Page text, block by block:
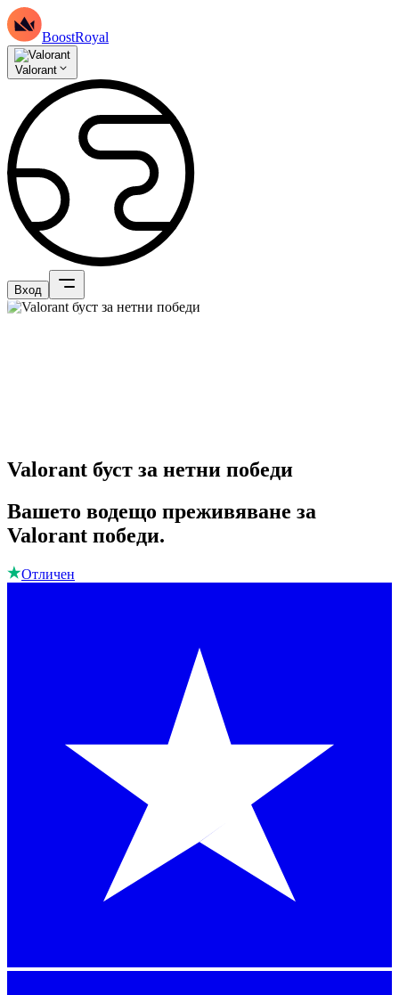
BoostRoyal
Valorant
Вход
Valorant буст за нетни победи
Вашето водещо преживяване за
Valorant победи.
Отличен